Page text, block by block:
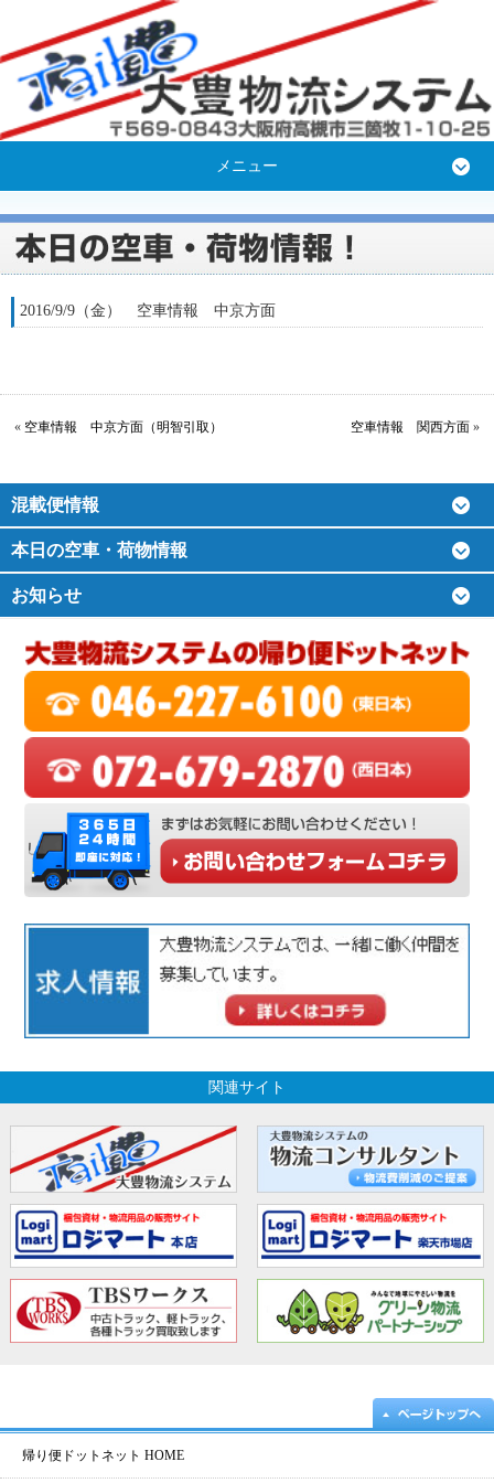
メニュー
2016/9/9（金） 空車情報 中京方面
« 空車情報 中京方面（明智引取） 空車情報 関西方面 »
混載便情報
本日の空車・荷物情報
お知らせ
関連サイト
帰り便ドットネット HOME